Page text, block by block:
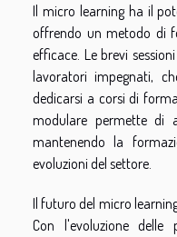
Il micro learning ha il
offrendo un metodo di
efficace. Le brevi
lavoratori impegnati,
dedicarsi a corsi di
modulare permette di
mantenendo la
evoluzioni del settore.
Il futuro del micro
Con l'evoluzione